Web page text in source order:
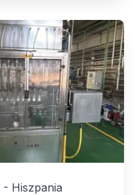
- Hiszpania